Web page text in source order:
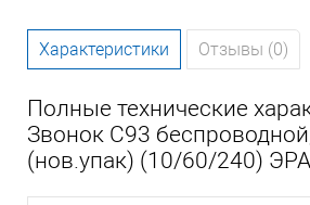
Характеристики Отзывы (0)
Полные технические
Звонок C93
(нов.упак) (10/60/240)